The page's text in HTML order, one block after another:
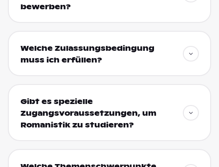
bewerben?
Welche Zulassungsbedingung
muss ich erfüllen?
Gibt es spezielle
Zugangsvoraussetzungen, um
Romanistik zu studieren?